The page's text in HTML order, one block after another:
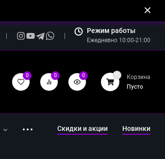
Режим работы
Ежедневно 10:00-21:00
0 0 0 0
Корзина
Пусто
Скидки и акции Новинки